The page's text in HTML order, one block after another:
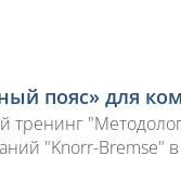
пояс» для
тренинг
"Knorr-Bremse" в